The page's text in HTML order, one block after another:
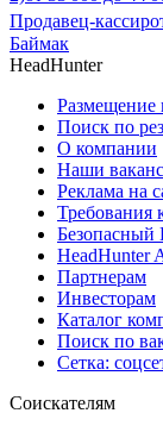
Продавец-кассир
Баймак
HeadHunter
Размещение
Поиск по
О компании
Наши
Реклама на
Требования
Безопасный
HeadHunter
Партнерам
Инвесторам
Каталог
Поиск по
Сетка:
Соискателям